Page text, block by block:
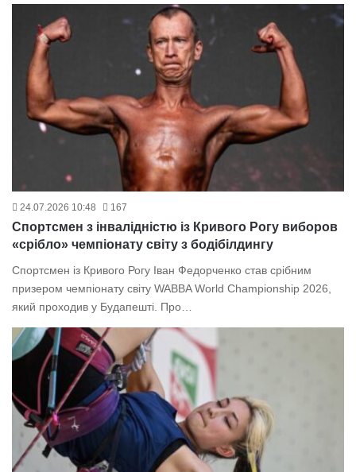
24.07.2026 10:48 167
Спортсмен з інвалідністю із Кривого Рогу виборов
«срібло» чемпіонату світу з бодібілдингу
Спортсмен із Кривого Рогу Іван Федорченко став срібним
призером чемпіонату світу WABBA World Championship 2026,
який проходив у Будапешті. Про…